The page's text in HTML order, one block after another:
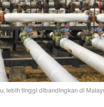
lebih tinggi dibandingkan di